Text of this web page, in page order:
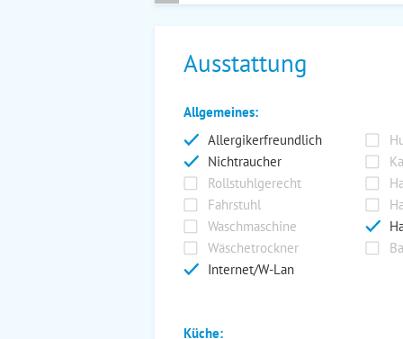
Ausstattung
Allgemeines:
Allergikerfreundlich
Nichtraucher
Rollstuhlgerecht
Fahrstuhl
Waschmaschine
Wäschetrockner
Internet/W-Lan
Küche: